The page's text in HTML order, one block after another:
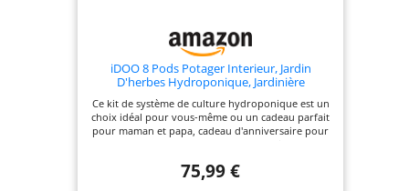
iDOO 8 Pods Potager Interieur, Jardin
D'herbes Hydroponique, Jardinière
Intelligente avec Minuterie Automatique, Kit
de Jardin D'herbes D'intérieur à réglable en
Hauteur
Ce kit de système de culture hydroponique est un
choix idéal pour vous-même ou un cadeau parfait
pour maman et papa, cadeau d'anniversaire pour
adapté pour les amateurs de jardin, les
75,99 €